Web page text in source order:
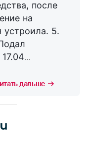
после
на
5.
дальше,
дальше